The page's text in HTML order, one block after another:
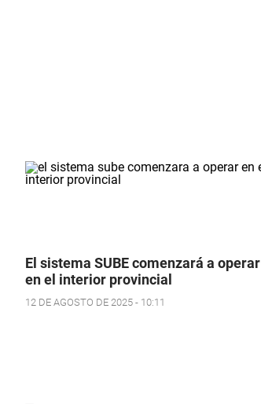
El sistema SUBE comenzará a operar
en el interior provincial
12 DE AGOSTO DE 2025 - 10:11